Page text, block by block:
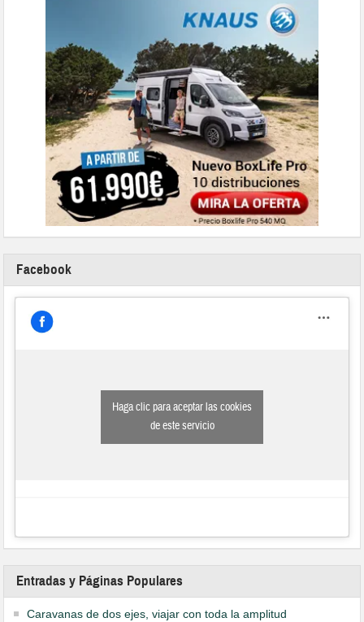
Facebook
Haga clic para aceptar las cookies
de este servicio
Entradas y Páginas Populares
Caravanas de dos ejes, viajar con toda la amplitud